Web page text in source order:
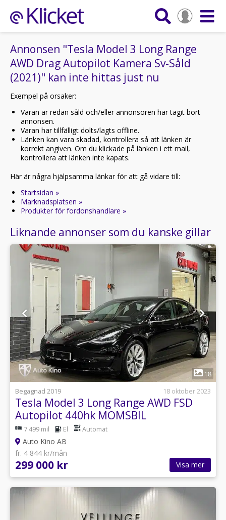
Annonsen "Tesla Model 3 Long Range
AWD Drag Autopilot Kamera Sv-Såld
(2021)" kan inte hittas just nu
Exempel på orsaker:
Varan är redan såld och/eller annonsören har tagit bort
annonsen.
Varan har tillfälligt dolts/lagts offline.
Länken kan vara skadad, kontrollera så att länken är
korrekt angiven. Om du klickade på länken i ett mail,
kontrollera att länken inte kapats.
Här är några hjälpsamma länkar för att gå vidare till:
Startsidan »
Marknadsplatsen »
Produkter för fordonshandlare »
Liknande annonser som du kanske gillar
1
18
Begagnad 2019
18 oktober 2023
Tesla Model 3 Long Range AWD FSD
Autopilot 440hk MOMSBIL
7 499 mil El Automat
Auto Kino AB
fr. 4 844 kr/mån
299 000 kr Visa mer